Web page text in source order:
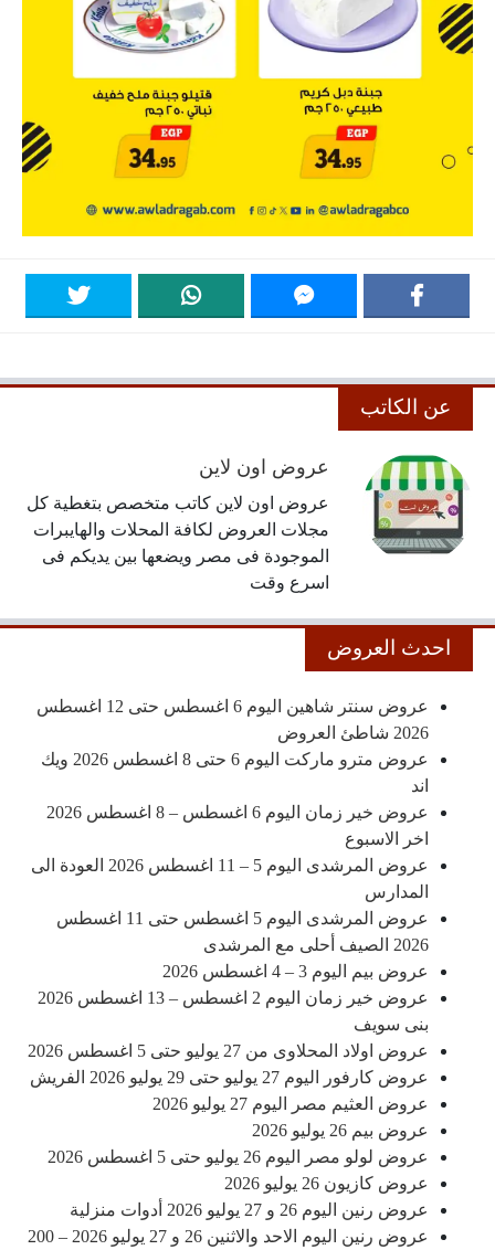
عن الكاتب
عروض اون لاين
عروض اون لاين كاتب متخصص بتغطية كل
مجلات العروض لكافة المحلات والهايبرات
الموجودة فى مصر ويضعها بين يديكم فى
اسرع وقت
احدث العروض
عروض سنتر شاهين اليوم 6 اغسطس حتى 12 اغسطس
2026 شاطئ العروض
عروض مترو ماركت اليوم 6 حتى 8 اغسطس 2026 ويك
اند
عروض خير زمان اليوم 6 اغسطس – 8 اغسطس 2026
اخر الاسبوع
عروض المرشدى اليوم 5 – 11 اغسطس 2026 العودة الى
المدارس
عروض المرشدى اليوم 5 اغسطس حتى 11 اغسطس
2026 الصيف أحلى مع المرشدى
عروض بيم اليوم 3 – 4 اغسطس 2026
عروض خير زمان اليوم 2 اغسطس – 13 اغسطس 2026
بنى سويف
عروض اولاد المحلاوى من 27 يوليو حتى 5 اغسطس 2026
عروض كارفور اليوم 27 يوليو حتى 29 يوليو 2026 الفريش
عروض العثيم مصر اليوم 27 يوليو 2026
عروض بيم 26 يوليو 2026
عروض لولو مصر اليوم 26 يوليو حتى 5 اغسطس 2026
عروض كازيون 26 يوليو 2026
عروض رنين اليوم 26 و 27 يوليو 2026 أدوات منزلية
عروض رنين اليوم الاحد والاثنين 26 و 27 يوليو 2026 – 200